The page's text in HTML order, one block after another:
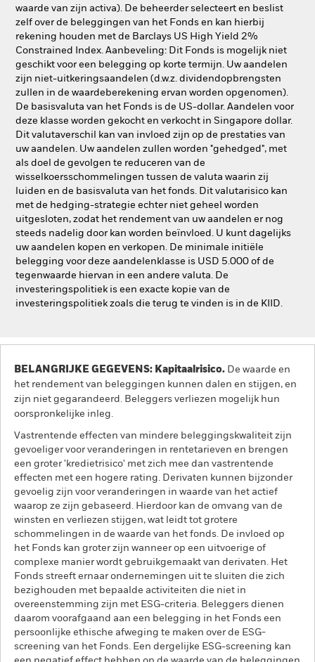
waarde van zijn activa). De beheerder selecteert en beslist
zelf over de beleggingen van het Fonds en kan hierbij
rekening houden met de Barclays US High Yield 2%
Constrained Index. Aanbeveling: Dit Fonds is mogelijk niet
geschikt voor een belegging op korte termijn. Uw aandelen
zijn niet-uitkeringsaandelen (d.w.z. dividendopbrengsten
zullen in de waardeberekening ervan worden opgenomen).
De basisvaluta van het Fonds is de US-dollar. Aandelen voor
deze klasse worden gekocht en verkocht in Singapore dollar.
Dit valutaverschil kan van invloed zijn op de prestaties van
uw aandelen. Uw aandelen zullen worden "gehedged", met
als doel de gevolgen te reduceren van de
wisselkoersschommelingen tussen de valuta waarin zij
luiden en de basisvaluta van het fonds. Dit valutarisico kan
met de hedging-strategie echter niet geheel worden
uitgesloten, zodat het rendement van uw aandelen er nog
steeds nadelig door kan worden beïnvloed. U kunt dagelijks
uw aandelen kopen en verkopen. De minimale initiële
belegging voor deze aandelenklasse is USD 5.000 of de
tegenwaarde hiervan in een andere valuta. De
investeringspolitiek is een exacte kopie van de
investeringspolitiek zoals die terug te vinden is in de KIID.
BELANGRIJKE GEGEVENS: Kapitaalrisico. De waarde en
het rendement van beleggingen kunnen dalen en stijgen, en
zijn niet gegarandeerd. Beleggers verliezen mogelijk hun
oorspronkelijke inleg.
Vastrentende effecten van mindere beleggingskwaliteit zijn
gevoeliger voor veranderingen in rentetarieven en brengen
een groter 'kredietrisico' met zich mee dan vastrentende
effecten met een hogere rating. Derivaten kunnen bijzonder
gevoelig zijn voor veranderingen in waarde van het actief
waarop ze zijn gebaseerd. Hierdoor kan de omvang van de
winsten en verliezen stijgen, wat leidt tot grotere
schommelingen in de waarde van het fonds. De invloed op
het Fonds kan groter zijn wanneer op een uitvoerige of
complexe manier wordt gebruikgemaakt van derivaten. Het
Fonds streeft ernaar ondernemingen uit te sluiten die zich
bezighouden met bepaalde activiteiten die niet in
overeenstemming zijn met ESG-criteria. Beleggers dienen
daarom voorafgaand aan een belegging in het Fonds een
persoonlijke ethische afweging te maken over de ESG-
screening van het Fonds. Een dergelijke ESG-screening kan